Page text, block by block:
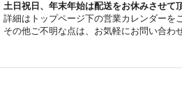
土日祝日、年末年始は配送をお休みさせて
詳細はトップページ下の営業カレンダーを
その他ご不明な点は、お気軽にお問い合わ